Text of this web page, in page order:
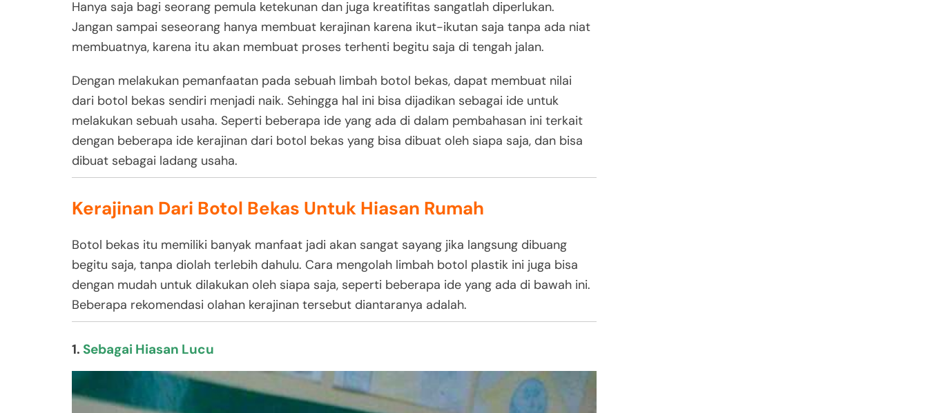
Hanya saja bagi seorang pemula ketekunan dan juga kreatifitas sangatlah diperlukan.
Jangan sampai seseorang hanya membuat kerajinan karena ikut-ikutan saja tanpa ada niat
membuatnya, karena itu akan membuat proses terhenti begitu saja di tengah jalan.
Dengan melakukan pemanfaatan pada sebuah limbah botol bekas, dapat membuat nilai
dari botol bekas sendiri menjadi naik. Sehingga hal ini bisa dijadikan sebagai ide untuk
melakukan sebuah usaha. Seperti beberapa ide yang ada di dalam pembahasan ini terkait
dengan beberapa ide kerajinan dari botol bekas yang bisa dibuat oleh siapa saja, dan bisa
dibuat sebagai ladang usaha.
Kerajinan Dari Botol Bekas Untuk Hiasan Rumah
Botol bekas itu memiliki banyak manfaat jadi akan sangat sayang jika langsung dibuang
begitu saja, tanpa diolah terlebih dahulu. Cara mengolah limbah botol plastik ini juga bisa
dengan mudah untuk dilakukan oleh siapa saja, seperti beberapa ide yang ada di bawah ini.
Beberapa rekomendasi olahan kerajinan tersebut diantaranya adalah.
1. Sebagai Hiasan Lucu